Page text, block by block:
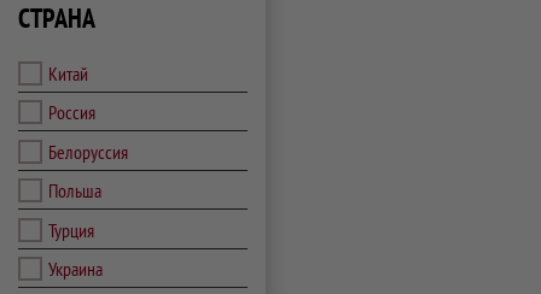
СТРАНА
Китай
Россия
Белоруссия
Польша
Турция
Украина